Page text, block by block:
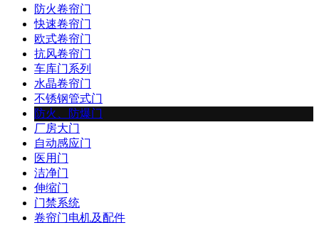
防火卷帘门
快速卷帘门
欧式卷帘门
抗风卷帘门
车库门系列
水晶卷帘门
不锈钢管式门
防火、防爆门
厂房大门
自动感应门
医用门
洁净门
伸缩门
门禁系统
卷帘门电机及配件